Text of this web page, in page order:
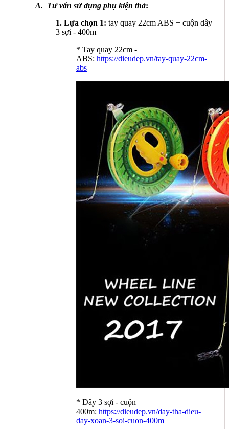
A. Tư vấn sử dụng phụ kiện thả:
1. Lựa chọn 1: tay quay 22cm ABS + cuộn dây
3 sợi - 400m
* Tay quay 22cm -
ABS: https://dieudep.vn/tay-quay-22cm-
abs
* Dây 3 sợi - cuộn
400m: https://dieudep.vn/day-tha-dieu-
day-xoan-3-soi-cuon-400m